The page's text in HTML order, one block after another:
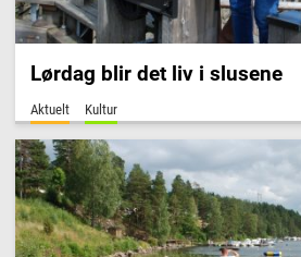
Lørdag blir det liv i slusene
Aktuelt Kultur